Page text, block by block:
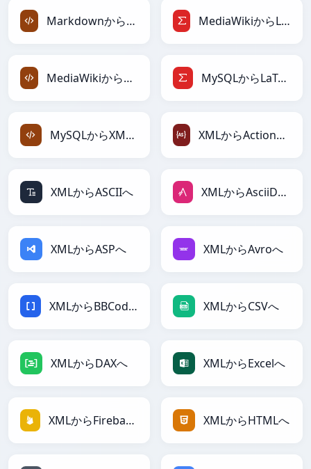
MarkdownからXMLへ MediaWikiからLaTeXへ
MediaWikiからXMLへ MySQLからLaTeXへ
MySQLからXMLへ XMLからActionScriptへ
XMLからASCIIへ XMLからAsciiDocへ
XMLからASPへ XMLからAvroへ
XMLからBBCodeへ XMLからCSVへ
XMLからDAXへ XMLからExcelへ
XMLからFirebaseへ XMLからHTMLへ